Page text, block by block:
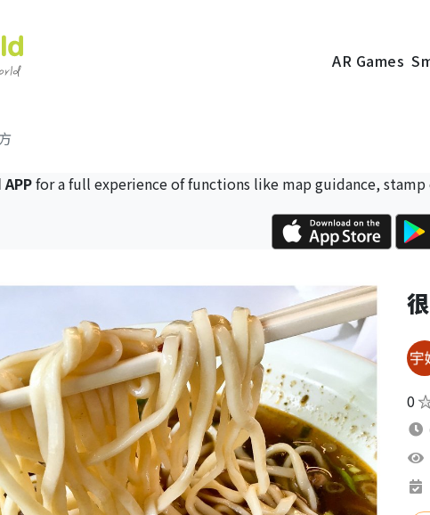
AR Games
for a full experience of functions like map guidance, stamp
0